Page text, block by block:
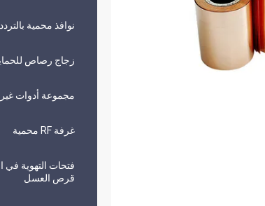
نوافذ محمية
زجاج رصاص
مجموعة أدوات
غرفة RF محمية
فتحات التهوية
قرص العسل